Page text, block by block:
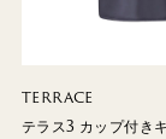
TERRACE
テラス3 カップ付き